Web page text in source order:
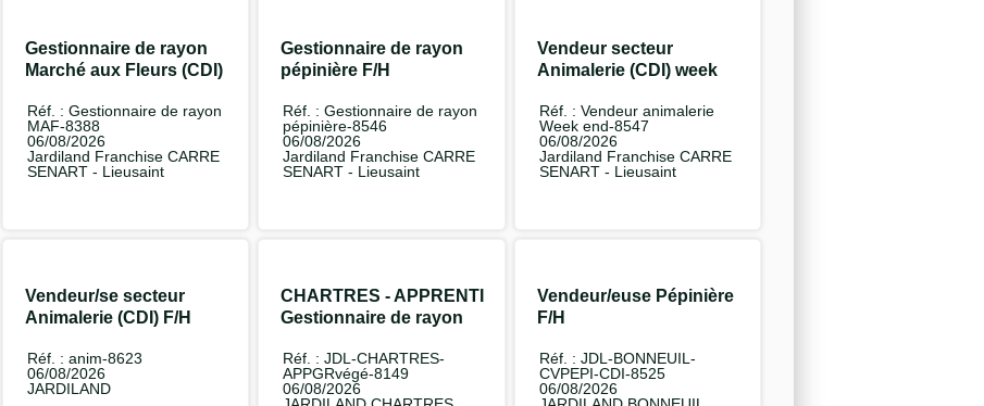
Gestionnaire de rayon
Marché aux Fleurs (CDI)
Réf. : Gestionnaire de rayon
MAF-8388
06/08/2026
Jardiland Franchise CARRE
SENART - Lieusaint
Gestionnaire de rayon
pépinière F/H
Réf. : Gestionnaire de rayon
pépinière-8546
06/08/2026
Jardiland Franchise CARRE
SENART - Lieusaint
Vendeur secteur
Animalerie (CDI) week
Réf. : Vendeur animalerie
Week end-8547
06/08/2026
Jardiland Franchise CARRE
SENART - Lieusaint
Vendeur/se secteur
Animalerie (CDI) F/H
Réf. : anim-8623
06/08/2026
JARDILAND
CHARTRES - APPRENTI
Gestionnaire de rayon
Réf. : JDL-CHARTRES-
APPGRvégé-8149
06/08/2026
Vendeur/euse Pépinière
F/H
Réf. : JDL-BONNEUIL-
CVPEPI-CDI-8525
06/08/2026